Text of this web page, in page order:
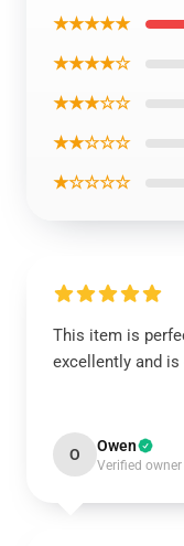
★★★★★
★★★★☆
★★★☆☆
★★☆☆☆
★☆☆☆☆
This item is
excellently and is
O Owen
Verified owner